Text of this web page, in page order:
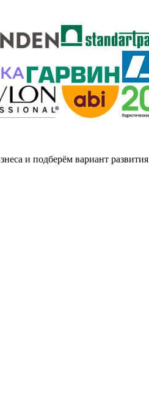
и подберём вариант развития